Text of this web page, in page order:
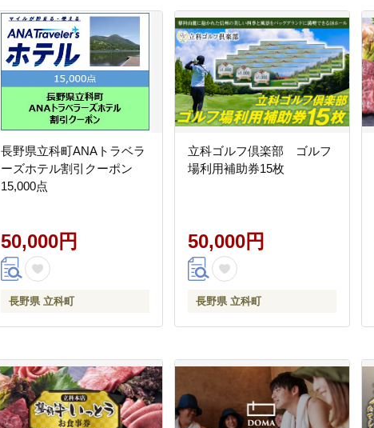
長野県立科町ANAトラベラ
ーズホテル割引クーポン
15,000点
50,000円
長野県 立科町
立科ゴルフ倶楽部 ゴルフ
場利用補助券15枚
50,000円
長野県 立科町